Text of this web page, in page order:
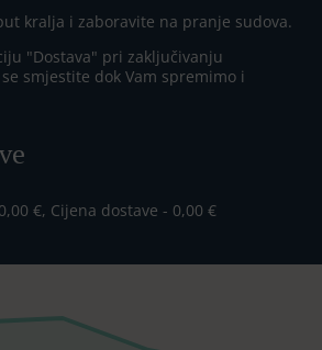
kralja i zaboravite na pranje sudova.
"Dostava" pri zaključivanju
smjestite dok Vam spremimo i
€, Cijena dostave - 0,00 €